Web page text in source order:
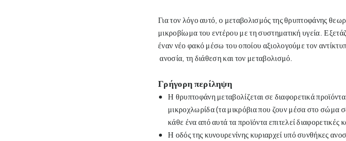
Για τον λόγο αυτό, ο μεταβολισμός της θρυπτοφάνης
μικροβίωμα του εντέρου με τη συστηματική υγεία.
έναν νέο φακό μέσω του οποίου αξιολογούμε τον
ανοσία, τη διάθεση και τον μεταβολισμό.
Γρήγορη περίληψη
Η θρυπτοφάνη μεταβολίζεται σε διαφορετικά
μικροχλωρίδα (τα μικρόβια που ζουν μέσα στο σώμα
κάθε ένα από αυτά τα προϊόντα επιτελεί διαφορετικές
Η οδός της κυνουρενίνης κυριαρχεί υπό συνθήκες